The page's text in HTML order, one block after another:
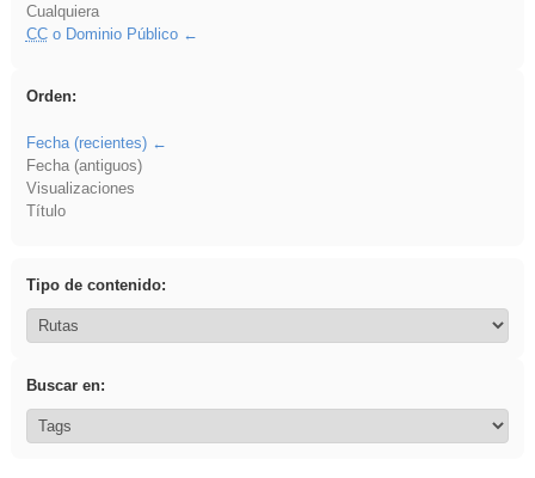
Cualquiera
CCo Dominio Público
Orden:
Fecha (recientes)
Fecha (antiguos)
Visualizaciones
Título
Tipo de contenido:
Buscar en: